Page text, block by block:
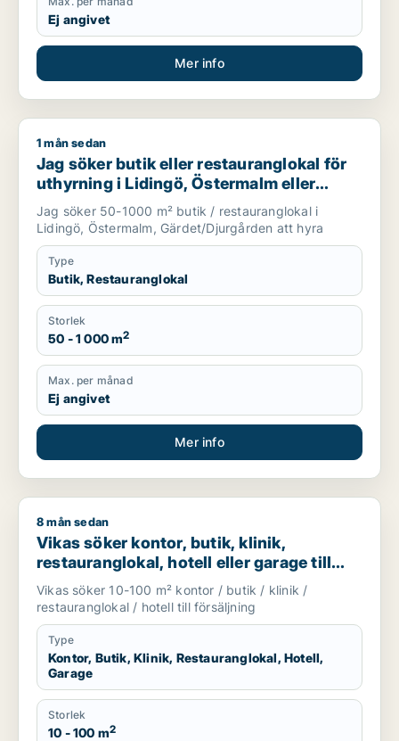
Ej angivet
Mer info
Jag söker butik eller restauranglokal för uthyrning i
1 mån sedan
Jag söker butik eller restauranglokal för
uthyrning i Lidingö, Östermalm eller
Gärdet/Djurgården
Jag söker 50-1000 m² butik / restauranglokal i
Lidingö, Östermalm, Gärdet/Djurgården att hyra
Type
Butik, Restauranglokal
Storlek
50 - 1 000 m2
Max. per månad
Ej angivet
Mer info
Vikas söker kontor, butik, klinik, restauranglokal, hotell
8 mån sedan
Vikas söker kontor, butik, klinik,
restauranglokal, hotell eller garage till
salu i Upplands Väsby, Vallentuna eller
Österåker m.fl.
Vikas söker 10-100 m² kontor / butik / klinik /
restauranglokal / hotell till försäljning
Type
Kontor, Butik, Klinik, Restauranglokal, Hotell,
Garage
Storlek
10 - 100 m2